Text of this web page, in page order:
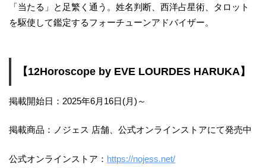
「当たる」と足繁く通う。姓名判断、西洋占星術、タロット
を駆使して鑑定するフォーチューンアドバイザー。
【12Horoscope by EVE LOURDES HARUKA】
掲載開始日：2025年6月16日(月)～
掲載商品：ノジェス 店舗、公式オンラインストアにて発売中
公式オンラインストア： https://nojess.net/